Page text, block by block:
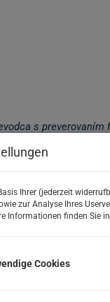
s
prečo sa realitný
odborníci považujú
každodennom
nájomného práva,
pred tým, ako sa
myšlienku, nech je
Ihrer (jederzeit
zur Analyse Ihres
Informationen finden Sie
Cookies